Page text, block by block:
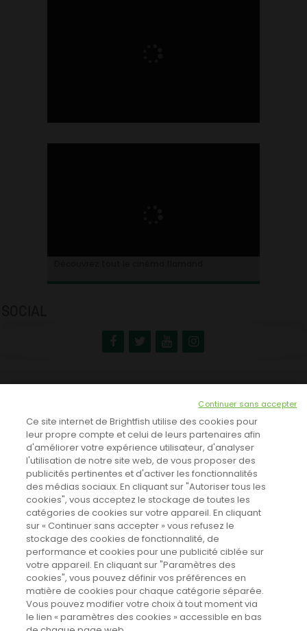
NEWSLETTER
TOUTES LES NEWS
CINEVOX SUR FACEBOOK
Ce site internet de Brightfish utilise des cookies pour
leur propre compte et celui de leurs partenaires afin
d'améliorer votre expérience utilisateur, d'analyser
l'utilisation de notre site web, de vous proposer des
publicités pertinentes et d'activer les fonctionnalités
des médias sociaux. En cliquant sur "Autoriser tous les
cookies", vous acceptez le stockage de toutes les
catégories de cookies sur votre appareil. En cliquant
sur « Continuer sans accepter » vous refusez le
stockage des cookies de fonctionnalité, de
performance et cookies pour une publicité ciblée sur
votre appareil. En cliquant sur "Paramètres des
cookies", vous pouvez définir vos préférences en
matière de cookies pour chaque catégorie séparée.
Vous pouvez modifier votre choix à tout moment via
le lien « paramètres des cookies » accessible en bas
Continuer sans accepter